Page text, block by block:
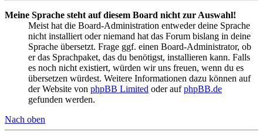
Meine Sprache steht auf diesem Board nicht zur Auswahl!
Meist hat die Board-Administration entweder deine Sprache
nicht installiert oder niemand hat das Forum bislang in deine
Sprache übersetzt. Frage ggf. einen Board-Administrator, ob
er das Sprachpaket, das du benötigst, installieren kann. Falls
es noch nicht existiert, würden wir uns freuen, wenn du es
übersetzen würdest. Weitere Informationen dazu können auf
der Website von phpBB Limited oder aufphpBB.de
gefunden werden.
Nach oben